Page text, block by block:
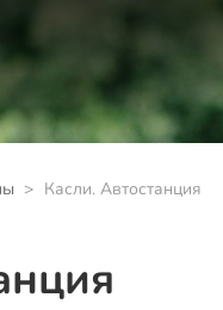
Касли. Автостанция